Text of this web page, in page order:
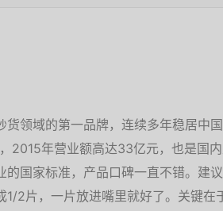
货领域的第一品牌，连续多年稳居中
2015年营业额高达33亿元，也是国
的国家标准，产品口碑一直不错。建
1/2片，一片放进嘴里就好了。关键